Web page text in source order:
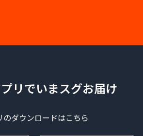
リでいまスグお届け
のダウンロードはこちら